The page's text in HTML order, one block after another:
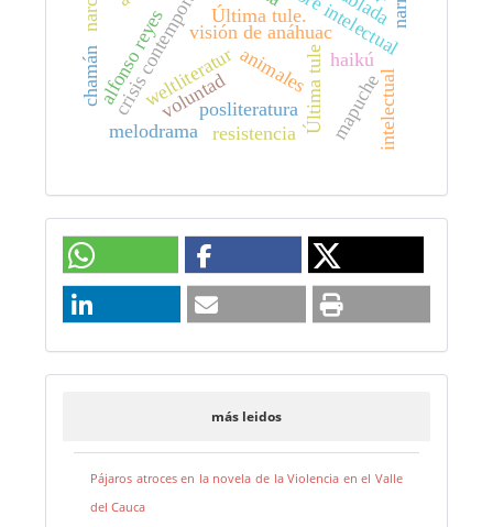
voluntadposliteratura
weltliteratur
crisis contemporánea
alfonso reyes visión de anáhuac
Última tule.
Última tule
animales haikú
chamán mapuche
resistencia
melodrama intelectual
más leidos
Pájaros atroces en la novela de la Violencia en el Valle
del Cauca